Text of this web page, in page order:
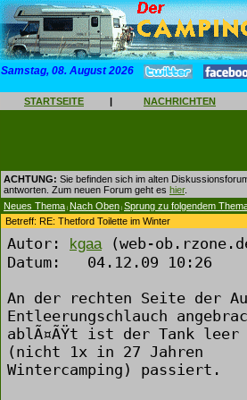
Samstag, 08. August 2026
STARTSEITE | NACHRICHTEN
ACHTUNG: Sie befinden sich im alten
antworten. Zum neuen Forum geht es hier.
Neues Thema | Nach Oben | Sprung zu folgendem
Betreff: RE: Thetford Toilette im Winter
Autor: kgaa(web-
Datum: 04.12.09 10:26
An der rechten Seite der
Entleerungschlauch
ablÃ¤ÃŸt ist der Tank
(nicht 1x in 27 Jahren
Wintercamping) passiert.